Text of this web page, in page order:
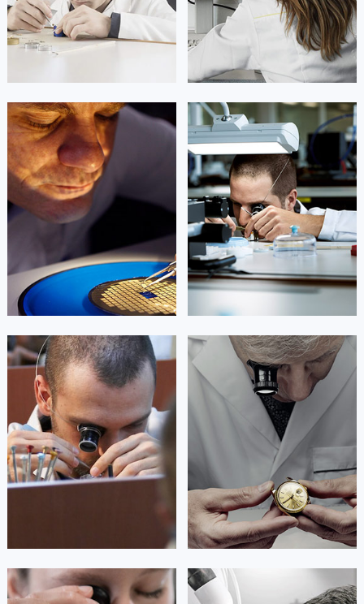
凯罗尔·切尔西
资深朗格技师
是朗格售后服务中心
(朗格保养维修中心)
的高级技师之一
Beijing lange Maintain center
北京朗格维修
达芙妮·克劳迪娅
资深朗格技师
是朗格售后服务中心
(朗格保养维修中心)
的高级技师之一
Shanghai lange Maintain center
 上海朗格维修
艾德琳·亚历桑德拉
资深朗格技师
是朗格售后服务中心
(朗格保养维修中心)
的高级技师之一
Guangzhou lange Maintain center
 广州朗格维修
艾莉森·安吉莉亚
资深朗格技师
是朗格售后服务中心
(朗格保养维修中心)
的高级技师之一
Shenzhen lange Maintain center
 深圳朗格维修
安尼塔·阿普里尔 贝亚特·布兰奇